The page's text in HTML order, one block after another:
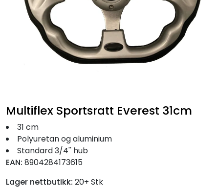
Multiflex Sportsratt Everest 31cm
31 cm
Polyuretan og aluminium
Standard 3/4'' hub
EAN: 8904284173615
Lager nettbutikk: 20+ Stk
Fritid/Sikkerhet
Båtpleie/Opplag